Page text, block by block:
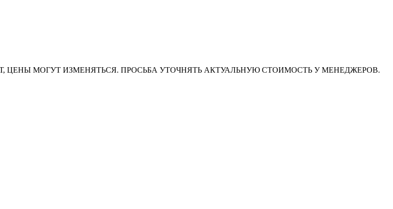
МОГУТ ИЗМЕНЯТЬСЯ. ПРОСЬБА УТОЧНЯТЬ АКТУАЛЬНУЮ СТОИМОСТЬ У МЕНЕДЖЕРОВ.